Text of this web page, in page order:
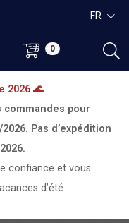
0
FR
2026 🌊
pour
Pas d’expédition
confiance et vous
d’été.